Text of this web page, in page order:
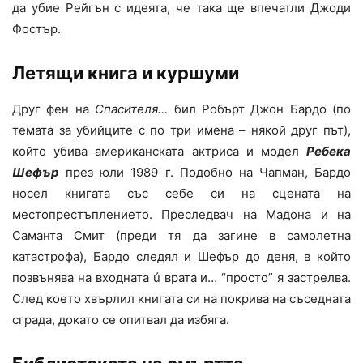
да убие Рейгън с идеята, че така ще впечатли Джоди
Фостър.
Летящи книга и куршуми
Друг фен на Спасителя… бил Робърт Джон Бардо (по
темата за убийците с по три имена – някой друг път),
който убива американската актриса и модел Ребека
Шефър през юли 1989 г. Подобно на Чапман, Бардо
носел книгата със себе си на сцената на
местопрестъплението. Преследвач на Мадона и на
Саманта Смит (преди тя да загине в самолетна
катастрофа), Бардо следял и Шефър до деня, в който
позвънява на входната ú врата и… “просто” я застрелва.
След което хвърлил книгата си на покрива на съседната
сграда, докато се опитвал да избяга.